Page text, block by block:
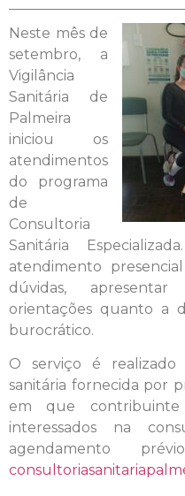
Neste mês de
setembro, a
Vigilância
Sanitária de
Palmeira
iniciou os
atendimentos
do programa
de
Consultoria
Sanitária
atendimento
dúvidas,
orientações quanto a
burocrático.
O serviço é realizado
sanitária fornecida por
em que
interessados na
agendamento